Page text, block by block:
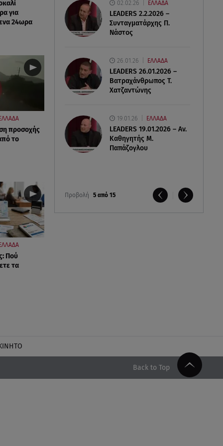
02.02.26 ΕΛΛΑΔΑ
LEADERS 2.2.2026 –
Συνταγματάρχης Π.
Νάστος
26.01.26 ΕΛΛΑΔΑ
LEADERS 26.01.2026 –
Βατραχάνθρωπος Τ.
Χατζαντώνης
19.01.26 ΕΛΛΑΔΑ
LEADERS 19.01.2026 – Αν.
Καθηγητής Μ.
Παπάζογλου
Προβολή 5 από 15
για
24ωρα
ΕΛΛΑΔΑ
προσοχής
το
Πού
τα
Back to Top